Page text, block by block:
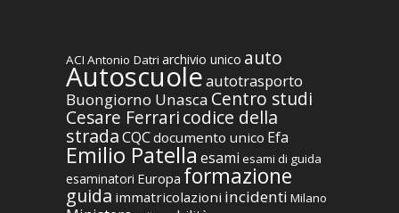
ACI Antonio Datri archivio unico auto
Autoscuoleautotrasporto
Buongiorno Unasca Centro studi
Cesare Ferraricodice della
stradaCQCdocumento unico Efa
Emilio Patella esami esami di guida
esaminatori Europa formazione
guida immatricolazioni incidenti Milano